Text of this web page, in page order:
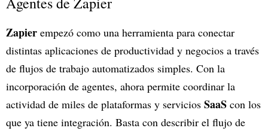
Zapier empezó como una herramienta para conectar
distintas aplicaciones de productividad y negocios a través
de flujos de trabajo automatizados simples. Con la
incorporación de agentes, ahora permite coordinar la
actividad de miles de plataformas y servicios SaaS con los
que ya tiene integración. Basta con describir el flujo de